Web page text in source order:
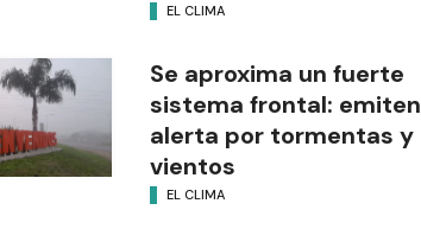
EL CLIMA
Se aproxima un fuerte
sistema frontal: emiten
alerta por tormentas y
vientos
EL CLIMA